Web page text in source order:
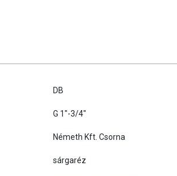
DB
G 1"-3/4"
Németh Kft. Csorna
sárgaréz